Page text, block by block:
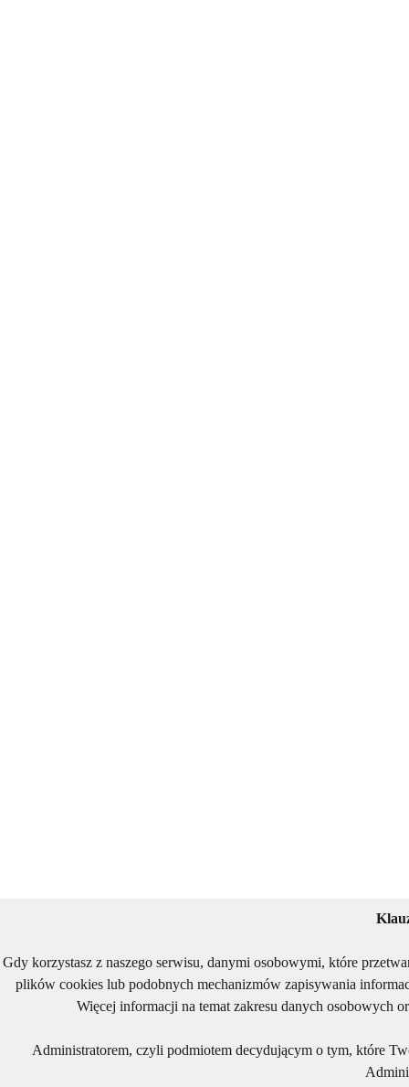
Gdy korzystasz z naszego serwisu, danymi osobowymi, które
plików cookies lub podobnych mechanizmów zapisywania
Więcej informacji na temat zakresu danych osobowych
Administratorem, czyli podmiotem decydującym o tym, które